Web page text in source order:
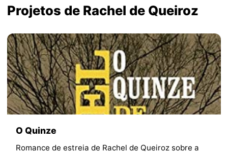
Projetos de Rachel de Queiroz
O Quinze
Romance de estreia de Rachel de Queiroz sobre a